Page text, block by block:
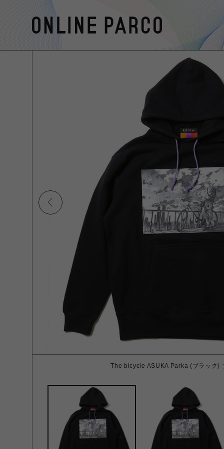
The bicycle ASUKA Parka (ブラック)